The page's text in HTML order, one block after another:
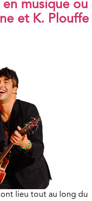
musique ou
et K. Plouffe
ont lieu tout au long du